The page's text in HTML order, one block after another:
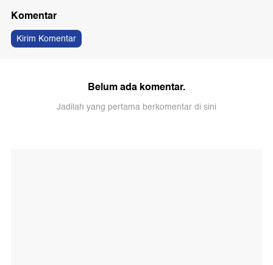
Komentar
Kirim Komentar
Belum ada komentar.
Jadilah yang pertama berkomentar di sini